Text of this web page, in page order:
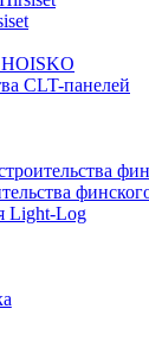
CLT-панелей
Light-Log